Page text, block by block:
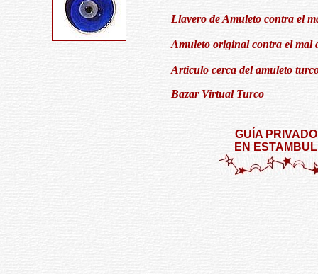
Llavero de Amuleto contra el
Amuleto original contra el mal
Articulo cerca del amuleto
Bazar Virtual Turco
GUÍA PRIVADO
EN ESTAMBUL